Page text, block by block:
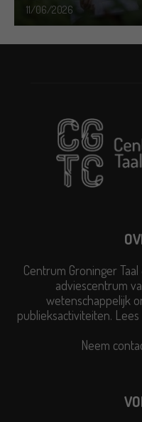
11/06/2026
Centrum Groninger
adviescentrum
wetenschappelijk
publieksactiviteiten.
Neem